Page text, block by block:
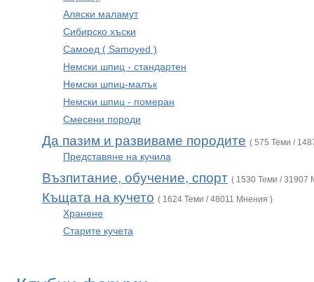
Аляски маламут
Сибирско хъски
Самоед ( Samoyed )
Немски шпиц - стандартен
Немски шпиц-малък
Немски шпиц - померан
Смесени породи
Да пазим и развиваме породите ( 575 Теми /
Представяне на кучила
Възпитание, обучение, спорт ( 1530 Теми / 31907
Къщата на кучето ( 1624 Теми / 48011 Мнения )
Хранене
Старите кучета